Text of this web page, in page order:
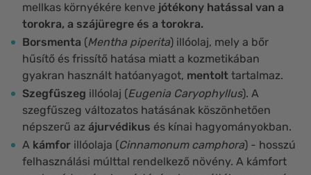
mellkas környékére kenve jótékony hatással van a
torokra, a szájüregre és a torokra.
Borsmenta (Mentha piperita) illóolaj, mely a bőr
hűsítő és frissítő hatása miatt a kozmetikában
gyakran használt hatóanyagot, mentolt tartalmaz.
Szegfűszeg illóolaj (Eugenia Caryophyllus). A
szegfűszeg változatos hatásának köszönhetően
népszerű az ájurvédikus és kínai hagyományokban.
A kámfor illóolaja (Cinnamonum camphora) - hosszú
felhasználási múlttal rendelkező növény. A kámfort